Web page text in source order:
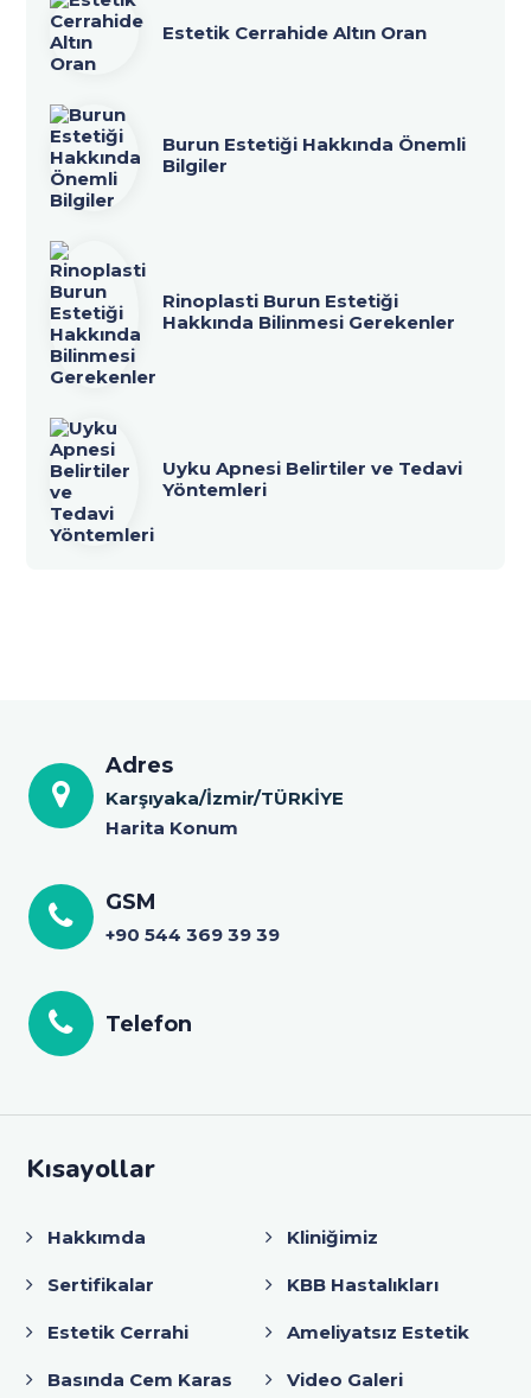
Estetik Cerrahide Altın Oran
Burun Estetiği Hakkında Önemli
Bilgiler
Rinoplasti Burun Estetiği
Hakkında Bilinmesi Gerekenler
Uyku Apnesi Belirtiler ve Tedavi
Yöntemleri
Adres
Karşıyaka/İzmir/TÜRKİYE
Harita Konum
GSM
+90 544 369 39 39
Telefon
Kısayollar
Hakkımda Kliniğimiz
Sertifikalar KBB Hastalıkları
Estetik Cerrahi Ameliyatsız Estetik
Basında Cem Karas Video Galeri